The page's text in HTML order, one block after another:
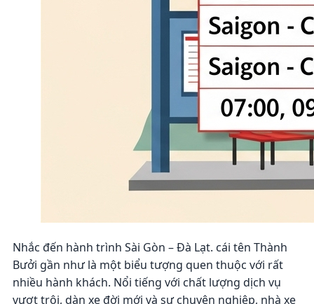
Nhắc đến hành trình Sài Gòn – Đà Lạt. cái tên Thành
Bưởi gần như là một biểu tượng quen thuộc với rất
nhiều hành khách. Nổi tiếng với chất lượng dịch vụ
vượt trội, dàn xe đời mới và sự chuyên nghiệp, nhà xe